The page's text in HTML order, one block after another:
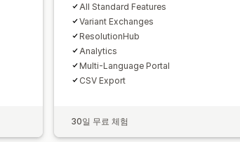
All Standard Features
Variant Exchanges
ResolutionHub
Analytics
Multi-Language Portal
CSV Export
30일 무료 체험